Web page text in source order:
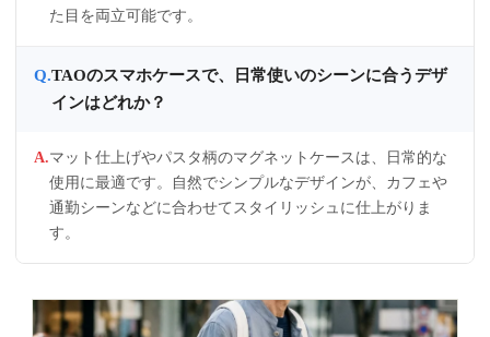
た目を両立可能です。
TAOのスマホケースで、日常使いのシーンに合うデザ
インはどれか？
マット仕上げやパスタ柄のマグネットケースは、日常的な
使用に最適です。自然でシンプルなデザインが、カフェや
通勤シーンなどに合わせてスタイリッシュに仕上がりま
す。